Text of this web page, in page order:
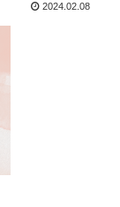
2024.02.08